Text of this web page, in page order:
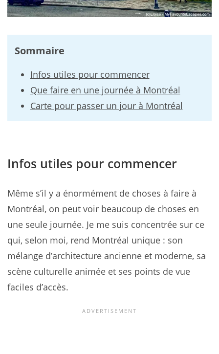
Sommaire
Infos utiles pour commencer
Que faire en une journée à Montréal
Carte pour passer un jour à Montréal
Infos utiles pour commencer
Même s’il y a énormément de choses à faire à
Montréal, on peut voir beaucoup de choses en
une seule journée. Je me suis concentrée sur ce
qui, selon moi, rend Montréal unique : son
mélange d’architecture ancienne et moderne, sa
scène culturelle animée et ses points de vue
faciles d’accès.